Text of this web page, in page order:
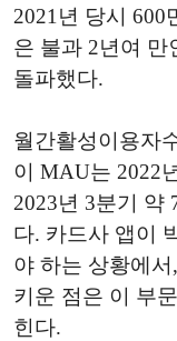
2021년 당시 600
은 불과 2년여 만
돌파했다.
월간활성이용자
이 MAU는 2022
2023년 3분기 약
다. 카드사 앱이
야 하는 상황에
키운 점은 이 부
힌다.